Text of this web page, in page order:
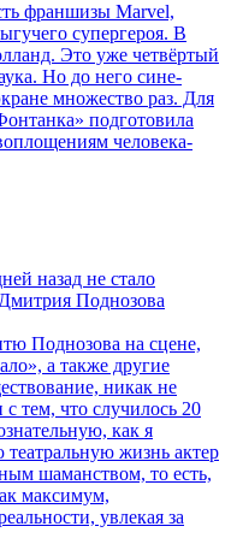
франшизы Marvel,
супергероя. В
Это уже четвёртый
Но до него сине-
множество раз. Для
подготовила
человека-
назад не стало
Поднозова
Поднозова на сцене,
а также другие
никак не
тем, что случилось 20
как я
жизнь актер
шаманством, то есть,
максимум,
увлекая за